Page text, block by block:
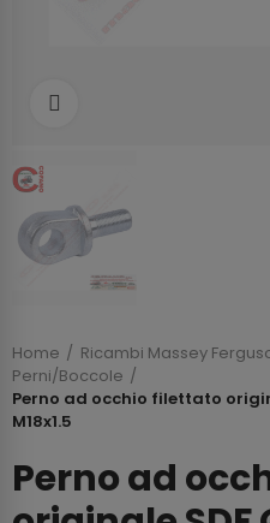
Home
Ricambi Massey
Perni/Boccole
Perno ad occhio filettato
M18x1.5
Perno ad